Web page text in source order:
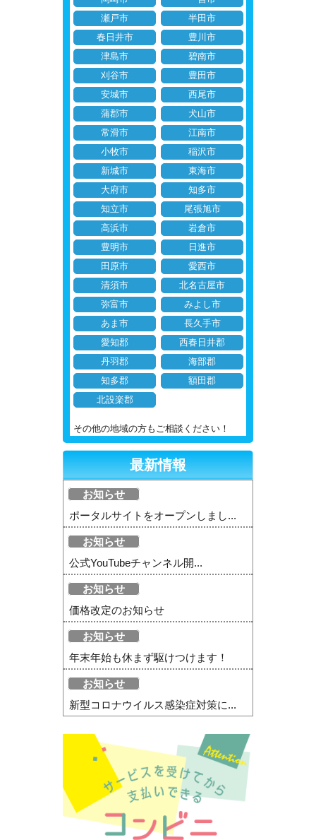
瀬戸市
半田市
春日井市
豊川市
津島市
碧南市
刈谷市
豊田市
安城市
西尾市
蒲郡市
犬山市
常滑市
江南市
小牧市
稲沢市
新城市
東海市
大府市
知多市
知立市
尾張旭市
高浜市
岩倉市
豊明市
日進市
田原市
愛西市
清須市
北名古屋市
弥富市
みよし市
あま市
長久手市
愛知郡
西春日井郡
丹羽郡
海部郡
知多郡
額田郡
北設楽郡
その他の地域の方もご相談ください！
最新情報
お知らせ
ポータルサイトをオープンしまし...
お知らせ
公式YouTubeチャンネル開...
お知らせ
価格改定のお知らせ
お知らせ
年末年始も休まず駆けつけます！
お知らせ
新型コロナウイルス感染症対策に...